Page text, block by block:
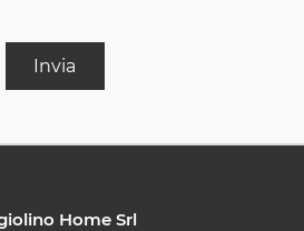
Invia
Home Srl